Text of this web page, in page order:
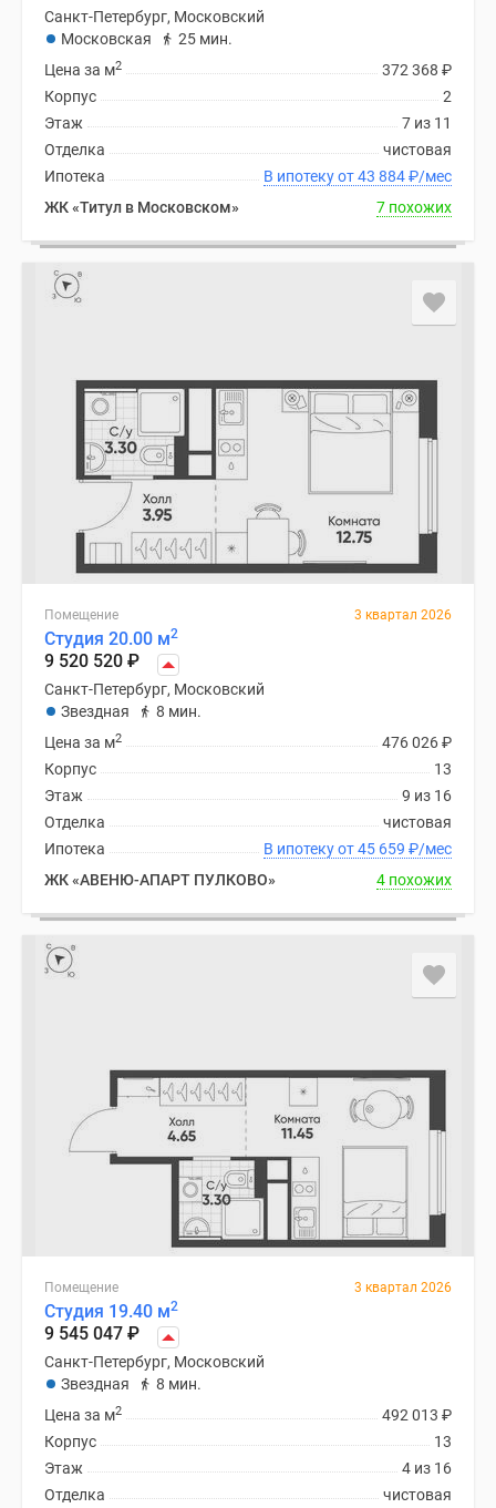
Санкт-Петербург, Московский
Московская
25 мин.
372 368 ₽
Цена за м2
2
Корпус
7 из 11
Этаж
чистовая
Отделка
В ипотеку от 43 884₽/мес
Ипотека
ЖК «Титул в Московском»
7 похожих
Помещение 3 квартал 2026
Студия 20.00 м2
9 520 520 ₽
Санкт-Петербург, Московский
Звездная
8 мин.
476 026₽
Цена за м2
13
Корпус
9 из 16
Этаж
чистовая
Отделка
В ипотеку от 45 659 ₽/мес
Ипотека
ЖК «АВЕНЮ-АПАРТ ПУЛКОВО»
4 похожих
Помещение 3 квартал 2026
Студия 19.40 м2
9 545 047 ₽
Санкт-Петербург, Московский
Звездная
8 мин.
492 013 ₽
Цена за м2
13
Корпус
4 из 16
Этаж
чистовая
Отделка